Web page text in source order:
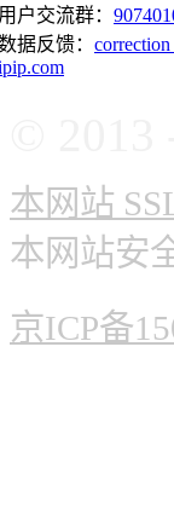
户交流群：
据反馈： correction
本网站
本网站安
京ICP备